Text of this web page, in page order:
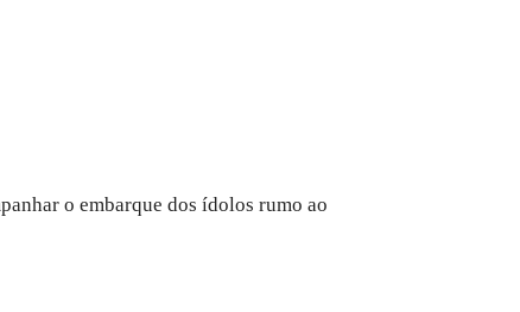
o embarque dos ídolos rumo ao